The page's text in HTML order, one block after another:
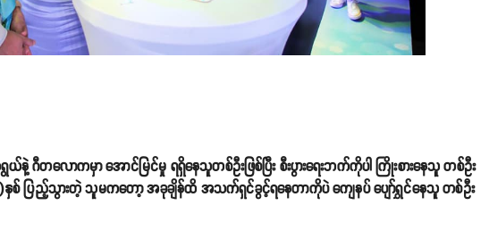
ဂီတလောကမှာ အောင်မြင်မှု ရရှိနေသူတစ်ဦးဖြစ်ပြီး စီးပွားရေးဘက်ကိုပါ ကြိုးစားနေသူ တစ်ဦး
စ် ပြည့်သွားတဲ့ သူမကတော့ အခုချိန်ထိ အသက်ရှင်ခွင့်ရနေတာကိုပဲ ကျေနပ် ပျော်ရွှင်နေသူ တစ်ဦး